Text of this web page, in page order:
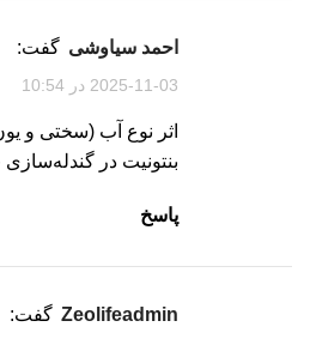
احمد سیاوشی گفت:
2025-11-03 در 10:54
اثر نوع آب (سختی و
بنتونیت در
پاسخ
zeolifeadmin گفت: